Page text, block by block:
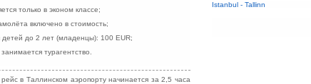
только в эконом классе;
включено в стоимость;
детей до 2 лет (младенцы): 100 ЕUR;
турагентство.
в Таллинском аэропорту начинается за 2,5 часа
Istanbul - Tallinn